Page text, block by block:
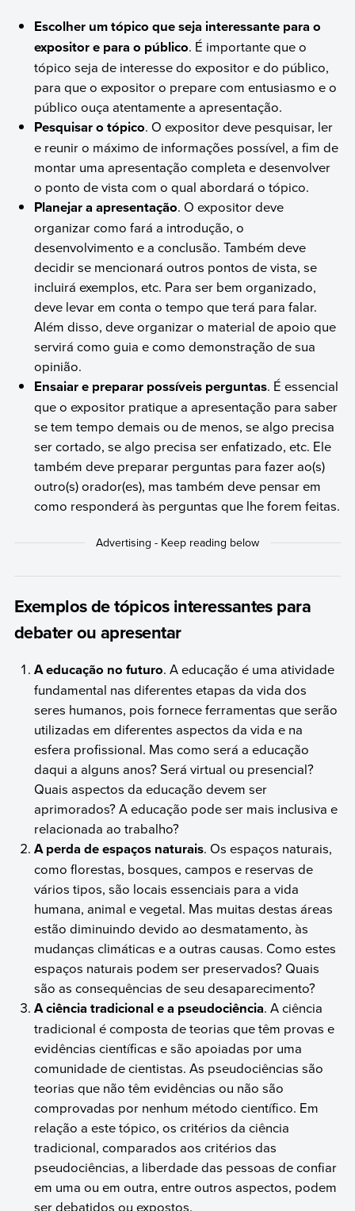
Escolher um tópico que seja interessante para o
expositor e para o público. É importante que o
tópico seja de interesse do expositor e do público,
para que o expositor o prepare com entusiasmo e o
público ouça atentamente a apresentação.
Pesquisar o tópico. O expositor deve pesquisar, ler
e reunir o máximo de informações possível, a fim de
montar uma apresentação completa e desenvolver
o ponto de vista com o qual abordará o tópico.
Planejar a apresentação. O expositor deve
organizar como fará a introdução, o
desenvolvimento e a conclusão. Também deve
decidir se mencionará outros pontos de vista, se
incluirá exemplos, etc. Para ser bem organizado,
deve levar em conta o tempo que terá para falar.
Além disso, deve organizar o material de apoio que
servirá como guia e como demonstração de sua
opinião.
Ensaiar e preparar possíveis perguntas. É essencial
que o expositor pratique a apresentação para saber
se tem tempo demais ou de menos, se algo precisa
ser cortado, se algo precisa ser enfatizado, etc. Ele
também deve preparar perguntas para fazer ao(s)
outro(s) orador(es), mas também deve pensar em
como responderá às perguntas que lhe forem feitas.
Exemplos de tópicos interessantes para
debater ou apresentar
A educação no futuro. A educação é uma atividade
fundamental nas diferentes etapas da vida dos
seres humanos, pois fornece ferramentas que serão
utilizadas em diferentes aspectos da vida e na
esfera profissional. Mas como será a educação
daqui a alguns anos? Será virtual ou presencial?
Quais aspectos da educação devem ser
aprimorados? A educação pode ser mais inclusiva e
relacionada ao trabalho?
A perda de espaços naturais. Os espaços naturais,
como florestas, bosques, campos e reservas de
vários tipos, são locais essenciais para a vida
humana, animal e vegetal. Mas muitas destas áreas
estão diminuindo devido ao desmatamento, às
mudanças climáticas e a outras causas. Como estes
espaços naturais podem ser preservados? Quais
são as consequências de seu desaparecimento?
A ciência tradicional e a pseudociência. A ciência
tradicional é composta de teorias que têm provas e
evidências científicas e são apoiadas por uma
comunidade de cientistas. As pseudociências são
teorias que não têm evidências ou não são
comprovadas por nenhum método científico. Em
relação a este tópico, os critérios da ciência
tradicional, comparados aos critérios das
pseudociências, a liberdade das pessoas de confiar
em uma ou em outra, entre outros aspectos, podem
ser debatidos ou expostos.